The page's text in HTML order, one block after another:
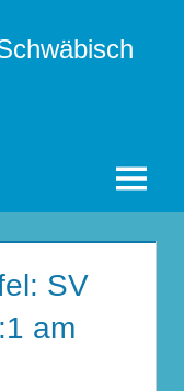
Menü
SV
am